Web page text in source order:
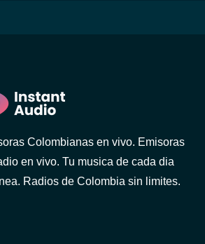
Colombianas en vivo. Emisoras
en vivo. Tu musica de cada dia
Radios de Colombia sin limites.